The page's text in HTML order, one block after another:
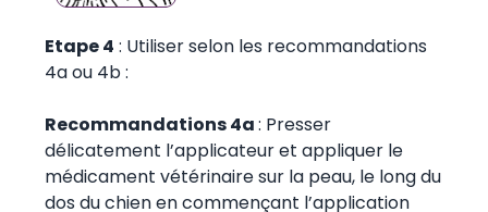
Etape 4 : Utiliser selon les recommandations
4a ou 4b :
Recommandations 4a: Presser
délicatement l’applicateur et appliquer le
médicament vétérinaire sur la peau, le long du
dos du chien en commençant l’application